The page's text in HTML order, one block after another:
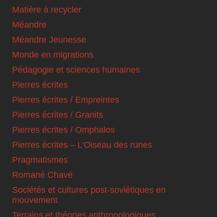
Matière à recycler
Méandre
Méandre Jeunesse
Monde en migrations
Pédagogie et sciences humaines
Pierres écrites
Pierres écrites / Empreintes
Pierres écrites / Granits
Pierres écrites / Omphalos
Pierres écrites – L'Oiseau des runes
Pragmatismes
Romané Chavé
Sociétés et cultures post-soviétiques en
mouvement
Terrains et théories anthropologiques